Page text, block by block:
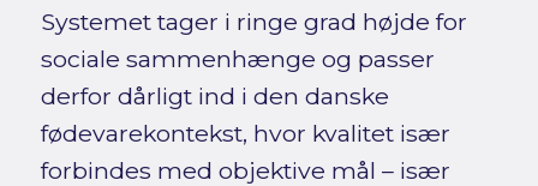
Systemet tager i ringe grad højde for
sociale sammenhænge og passer
derfor dårligt ind i den danske
fødevarekontekst, hvor kvalitet især
forbindes med objektive mål – især